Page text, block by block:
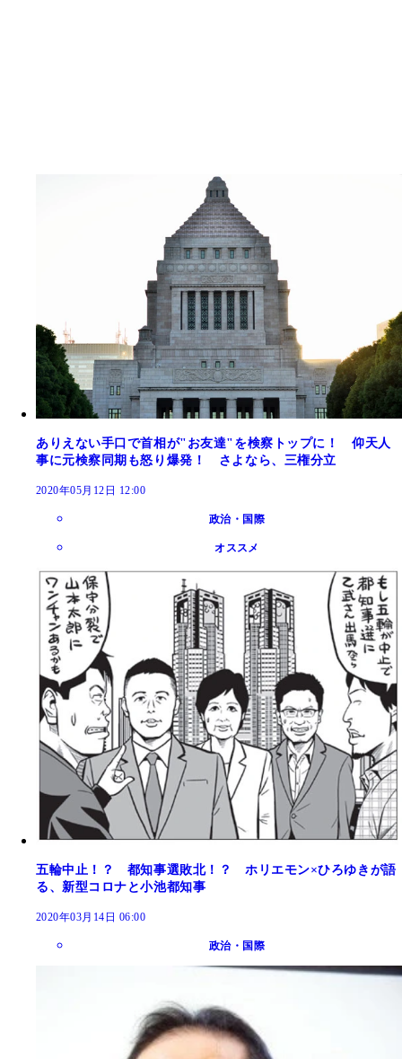
ありえない手口で首相が"お友達"を検察トップに！ 仰天人
事に元検察同期も怒り爆発！ さよなら、三権分立
2020年05月12日 12:00
政治・国際
オススメ
五輪中止！？ 都知事選敗北！？ ホリエモン×ひろゆきが語
る、新型コロナと小池都知事
2020年03月14日 06:00
政治・国際